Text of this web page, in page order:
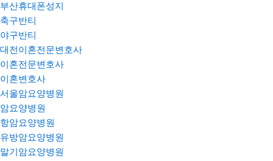
부산휴대폰성지
축구반티
야구반티
대전이혼전문변호사
이혼전문변호사
이혼변호사
서울암요양병원
암요양병원
항암요양병원
유방암요양병원
말기암요양병원